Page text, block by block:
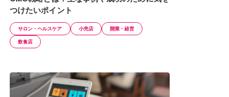
つけたいポイント
サロン・ヘルスケア 小売店
開業・経営
飲食店